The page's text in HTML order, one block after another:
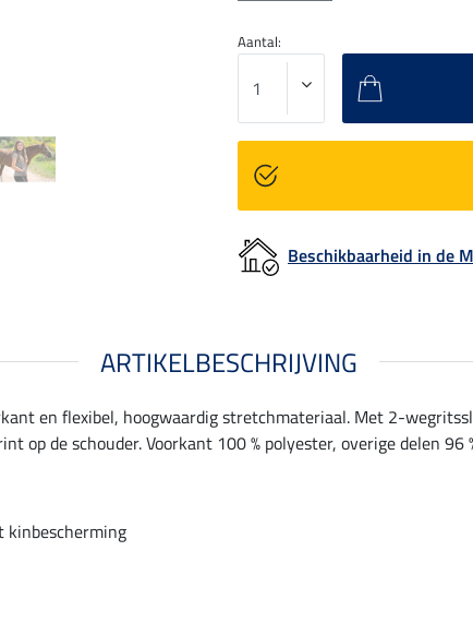
Aantal:
Beschikbaarheid in de
ARTIKELBESCHRIJVING
en flexibel, hoogwaardig stretchmateriaal. Met 2-
op de schouder. Voorkant 100 % polyester, overige delen 96